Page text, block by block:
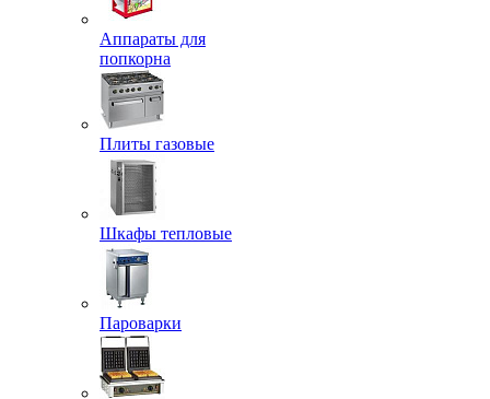
Аппараты для
попкорна
Плиты газовые
Шкафы тепловые
Пароварки